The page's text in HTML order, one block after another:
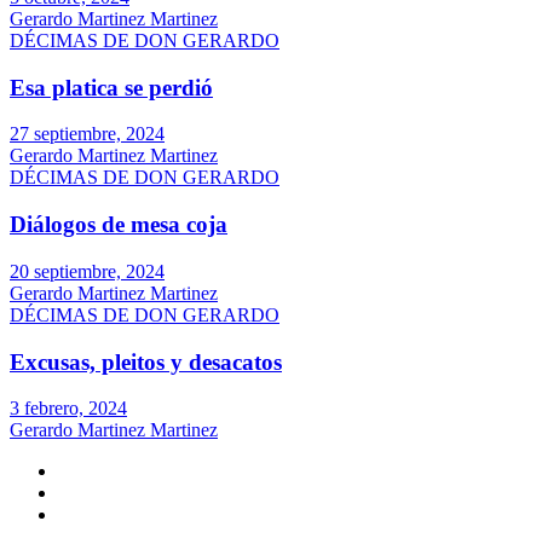
Gerardo Martinez Martinez
DÉCIMAS DE DON GERARDO
Esa platica se perdió
27 septiembre, 2024
Gerardo Martinez Martinez
DÉCIMAS DE DON GERARDO
Diálogos de mesa coja
20 septiembre, 2024
Gerardo Martinez Martinez
DÉCIMAS DE DON GERARDO
Excusas, pleitos y desacatos
3 febrero, 2024
Gerardo Martinez Martinez